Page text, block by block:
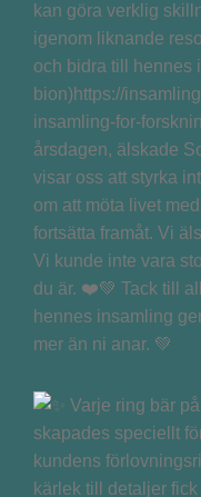
kan göra verklig
igenom liknande
och bidra till hennes
bion)https://
insamling-for-
årsdagen, älskade
visar oss att styrka
om att möta livet
fortsätta framåt. Vi
Vi kunde inte vara
du är. ❤️💚 Tack till
hennes insamling
mer än ni anar. 💚